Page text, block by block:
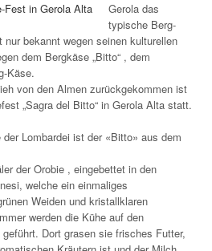
Gerola das
typische Berg-
bekannt wegen seinen kulturellen
dem Bergkäse „Bitto“ , dem
Käse.
von den Almen zurückgekommen ist
„Sagra del Bitto“ in Gerola Alta statt.
Lombardei ist der «Bitto» aus dem
der Orobie , eingebettet in den
welche ein einmaliges
Weiden und kristallklaren
werden die Kühe auf den
Dort grasen sie frisches Futter,